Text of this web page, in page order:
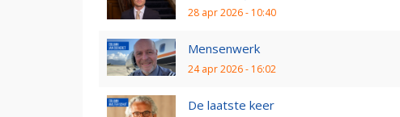
28 apr 2026 - 10:40
Mensenwerk
24 apr 2026 - 16:02
De laatste keer